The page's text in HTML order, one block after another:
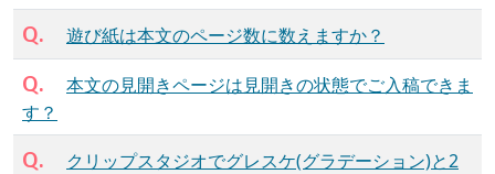
Q. 遊び紙は本文のページ数に数えますか？
Q.
本文の見開きページは見開きの状態でご入稿できま
す？
Q.
クリップスタジオでグレスケ(グラデーション)と2